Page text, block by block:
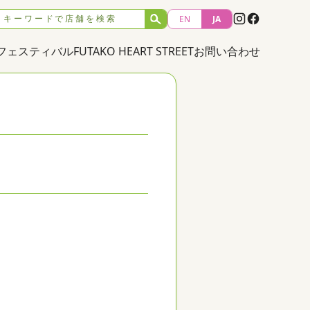
for: SearchEN JA
ェスティバルFUTAKO HEART STREETお問い合わせ